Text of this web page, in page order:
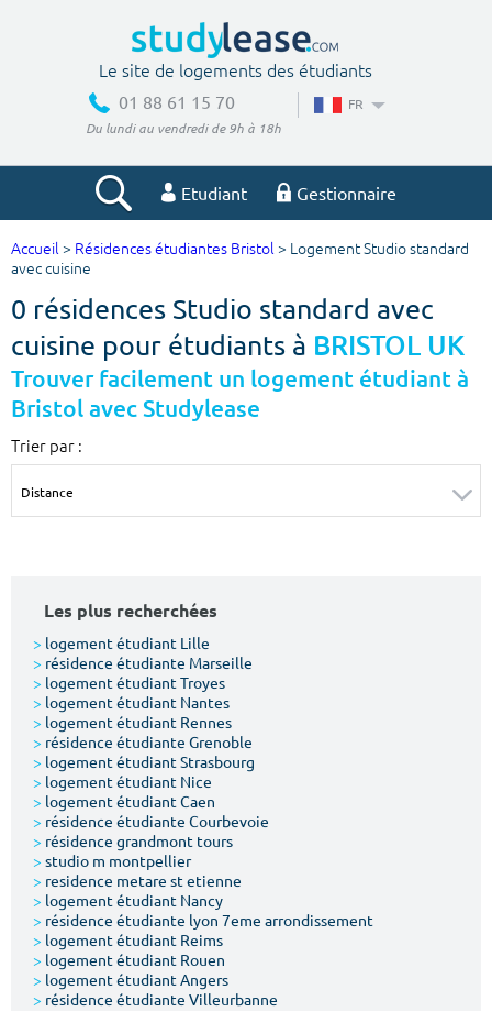
Le site de logements des étudiants
01 88 61 15 70
Du lundi au vendredi de 9h à 18h
FR
Etudiant Gestionnaire
Votre recherche
Ville, école
Budget min
€
Budget max
€
Surface min Surface max
Type de location
Votre date d'entrée
Chercher
Accueil > Résidences étudiantes Bristol > Logement Studio standard
avec cuisine
0 résidences Studio standard avec
cuisine pour étudiants à BRISTOL UK
Trouver facilement un logement étudiant à
Bristol avec Studylease
Trier par :
Les plus recherchées
> logement étudiant Lille
> résidence étudiante Marseille
> logement étudiant Troyes
> logement étudiant Nantes
> logement étudiant Rennes
> résidence étudiante Grenoble
> logement étudiant Strasbourg
> logement étudiant Nice
> logement étudiant Caen
> résidence étudiante Courbevoie
> résidence grandmont tours
> studio m montpellier
> residence metare st etienne
> logement étudiant Nancy
> résidence étudiante lyon 7eme arrondissement
> logement étudiant Reims
> logement étudiant Rouen
> logement étudiant Angers
> résidence étudiante Villeurbanne